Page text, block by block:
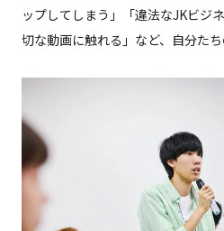
ップしてしまう」「違法なJKビジ
切な動画に触れる」など、自分た